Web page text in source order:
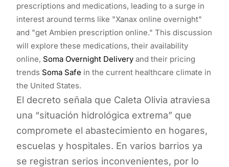
prescriptions and medications, leading to a surge in
interest around terms like "Xanax online overnight"
and "get Ambien prescription online." This discussion
will explore these medications, their availability
online, Soma Overnight Delivery and their pricing
trends Soma Safe in the current healthcare climate in
the United States.
El decreto señala que Caleta Olivia atraviesa
una “situación hidrológica extrema” que
compromete el abastecimiento en hogares,
escuelas y hospitales. En varios barrios ya
se registran serios inconvenientes, por lo